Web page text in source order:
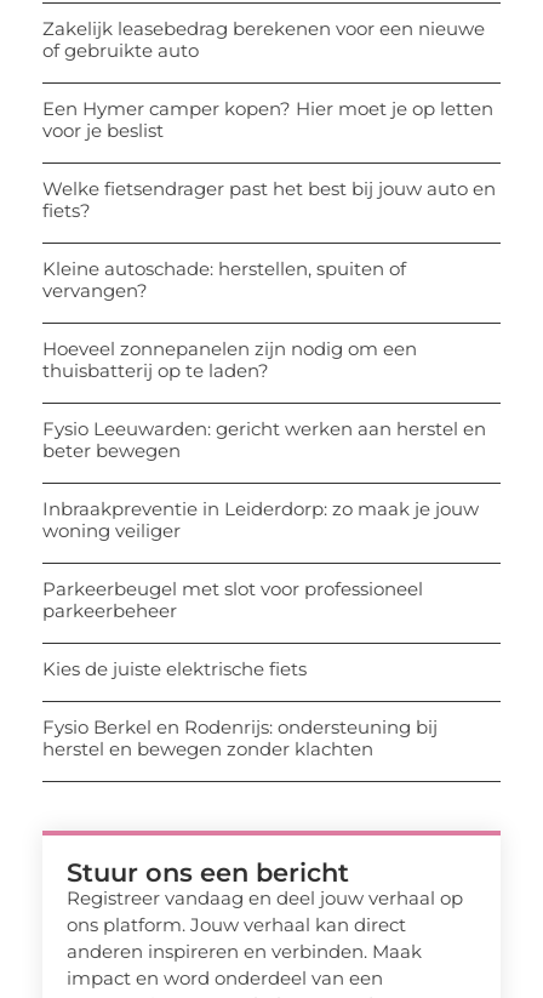
Zakelijk leasebedrag berekenen voor een nieuwe
of gebruikte auto
Een Hymer camper kopen? Hier moet je op letten
voor je beslist
Welke fietsendrager past het best bij jouw auto en
fiets?
Kleine autoschade: herstellen, spuiten of
vervangen?
Hoeveel zonnepanelen zijn nodig om een
thuisbatterij op te laden?
Fysio Leeuwarden: gericht werken aan herstel en
beter bewegen
Inbraakpreventie in Leiderdorp: zo maak je jouw
woning veiliger
Parkeerbeugel met slot voor professioneel
parkeerbeheer
Kies de juiste elektrische fiets
Fysio Berkel en Rodenrijs: ondersteuning bij
herstel en bewegen zonder klachten
Stuur ons een bericht
Registreer vandaag en deel jouw verhaal op
ons platform. Jouw verhaal kan direct
anderen inspireren en verbinden. Maak
impact en word onderdeel van een